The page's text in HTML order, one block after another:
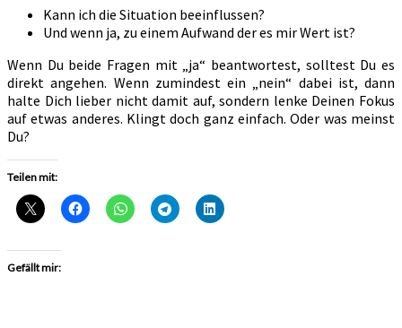
Kann ich die Situation beeinflussen?
Und wenn ja, zu einem Aufwand der es mir Wert ist?
Wenn Du beide Fragen mit „ja“ beantwortest, solltest Du es
direkt angehen. Wenn zumindest ein „nein“ dabei ist, dann
halte Dich lieber nicht damit auf, sondern lenke Deinen Fokus
auf etwas anderes. Klingt doch ganz einfach. Oder was meinst
Du?
Teilen mit:
Gefällt mir: